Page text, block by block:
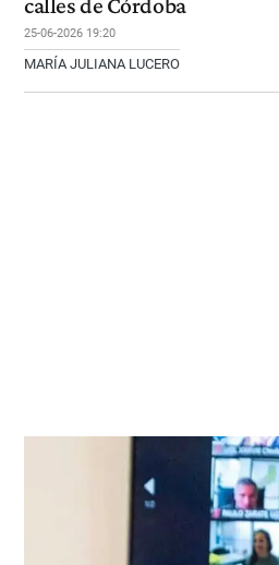
calles de Córdoba
25-06-2026 19:20
MARÍA JULIANA LUCERO